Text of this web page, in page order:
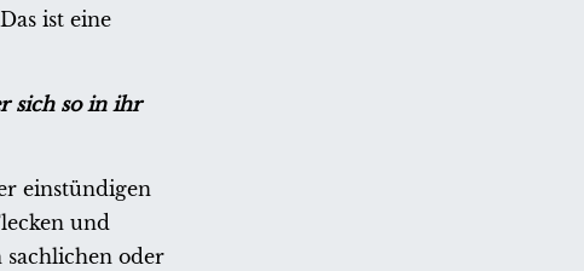
ist eine
sich so in ihr
einstündigen
und
oder